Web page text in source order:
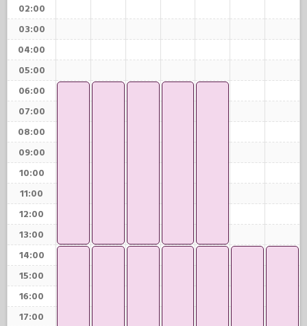
02:00
03:00
04:00
05:00
06:00
07:00
08:00
09:00
10:00
11:00
12:00
13:00
14:00
15:00
16:00
17:00